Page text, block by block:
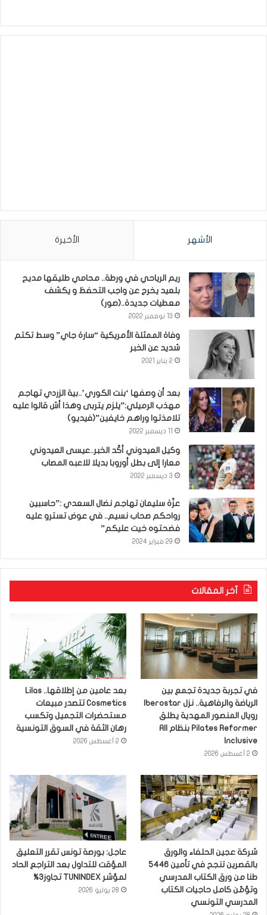
الأشهر الأخيرة
ريم الرياحي في ورطة.. محامي طليقها مديح
بلعيد يخرج عن واجب التحفظ و يكشف
معطيات جديدة..(صور)
13 نوفمبر 2022
وفاة الممثلة الأمريكية “سارة جاي” وسط تكتم
شديد عن الخبر
2 يناير 2021
بعد أن وصفها ‘بنت الكوري’..بية الزردي تهاجم
مهذب الرميلي:”يلزم يتربى وهذا أش قالوا عليه
تلامذتوا وراهم خايفين”(فيديو)
وكيل العيدوني أكّد الخبر..عيسى العيدوني
معارا إلى بطل أوروبا بديلا للاعبه المصاب
3 ديسمبر 2022
عزّة سليمان تهاجم نضال السعدي :”حاسبين
رواحكم صحاب نسيم.. في عوض تسترو عليه
فضحتوه خيت عليكم”
29 فبراير 2024
آخر المقالات
في تجربة جديدة تجمع بين
رويال المنصور المهدية يطلق
Pilates Reformer بنظام All
Inclusive
2 أغسطس 2026
بعد عامين من إطلاقها.. Lilas
Cosmetics تتصدر مبيعات
مستحضرات التجميل وتكسب
رهان الثقة في السوق التونسية
2 أغسطس 2026
شركة عجين الحلفاء والورق
بالقصرين تنجح في تأمين 5446
طنا من ورق الكتاب المدرسي
وتؤمّن كامل حاجيات الكتاب
المدرسي التونسي
عاجل: بورصة تونس تقرر التعليق
المؤقت للتداول بعد التراجع الحاد
لمؤشر TUNINDEX تجاوز3%
28 يوليو 2026